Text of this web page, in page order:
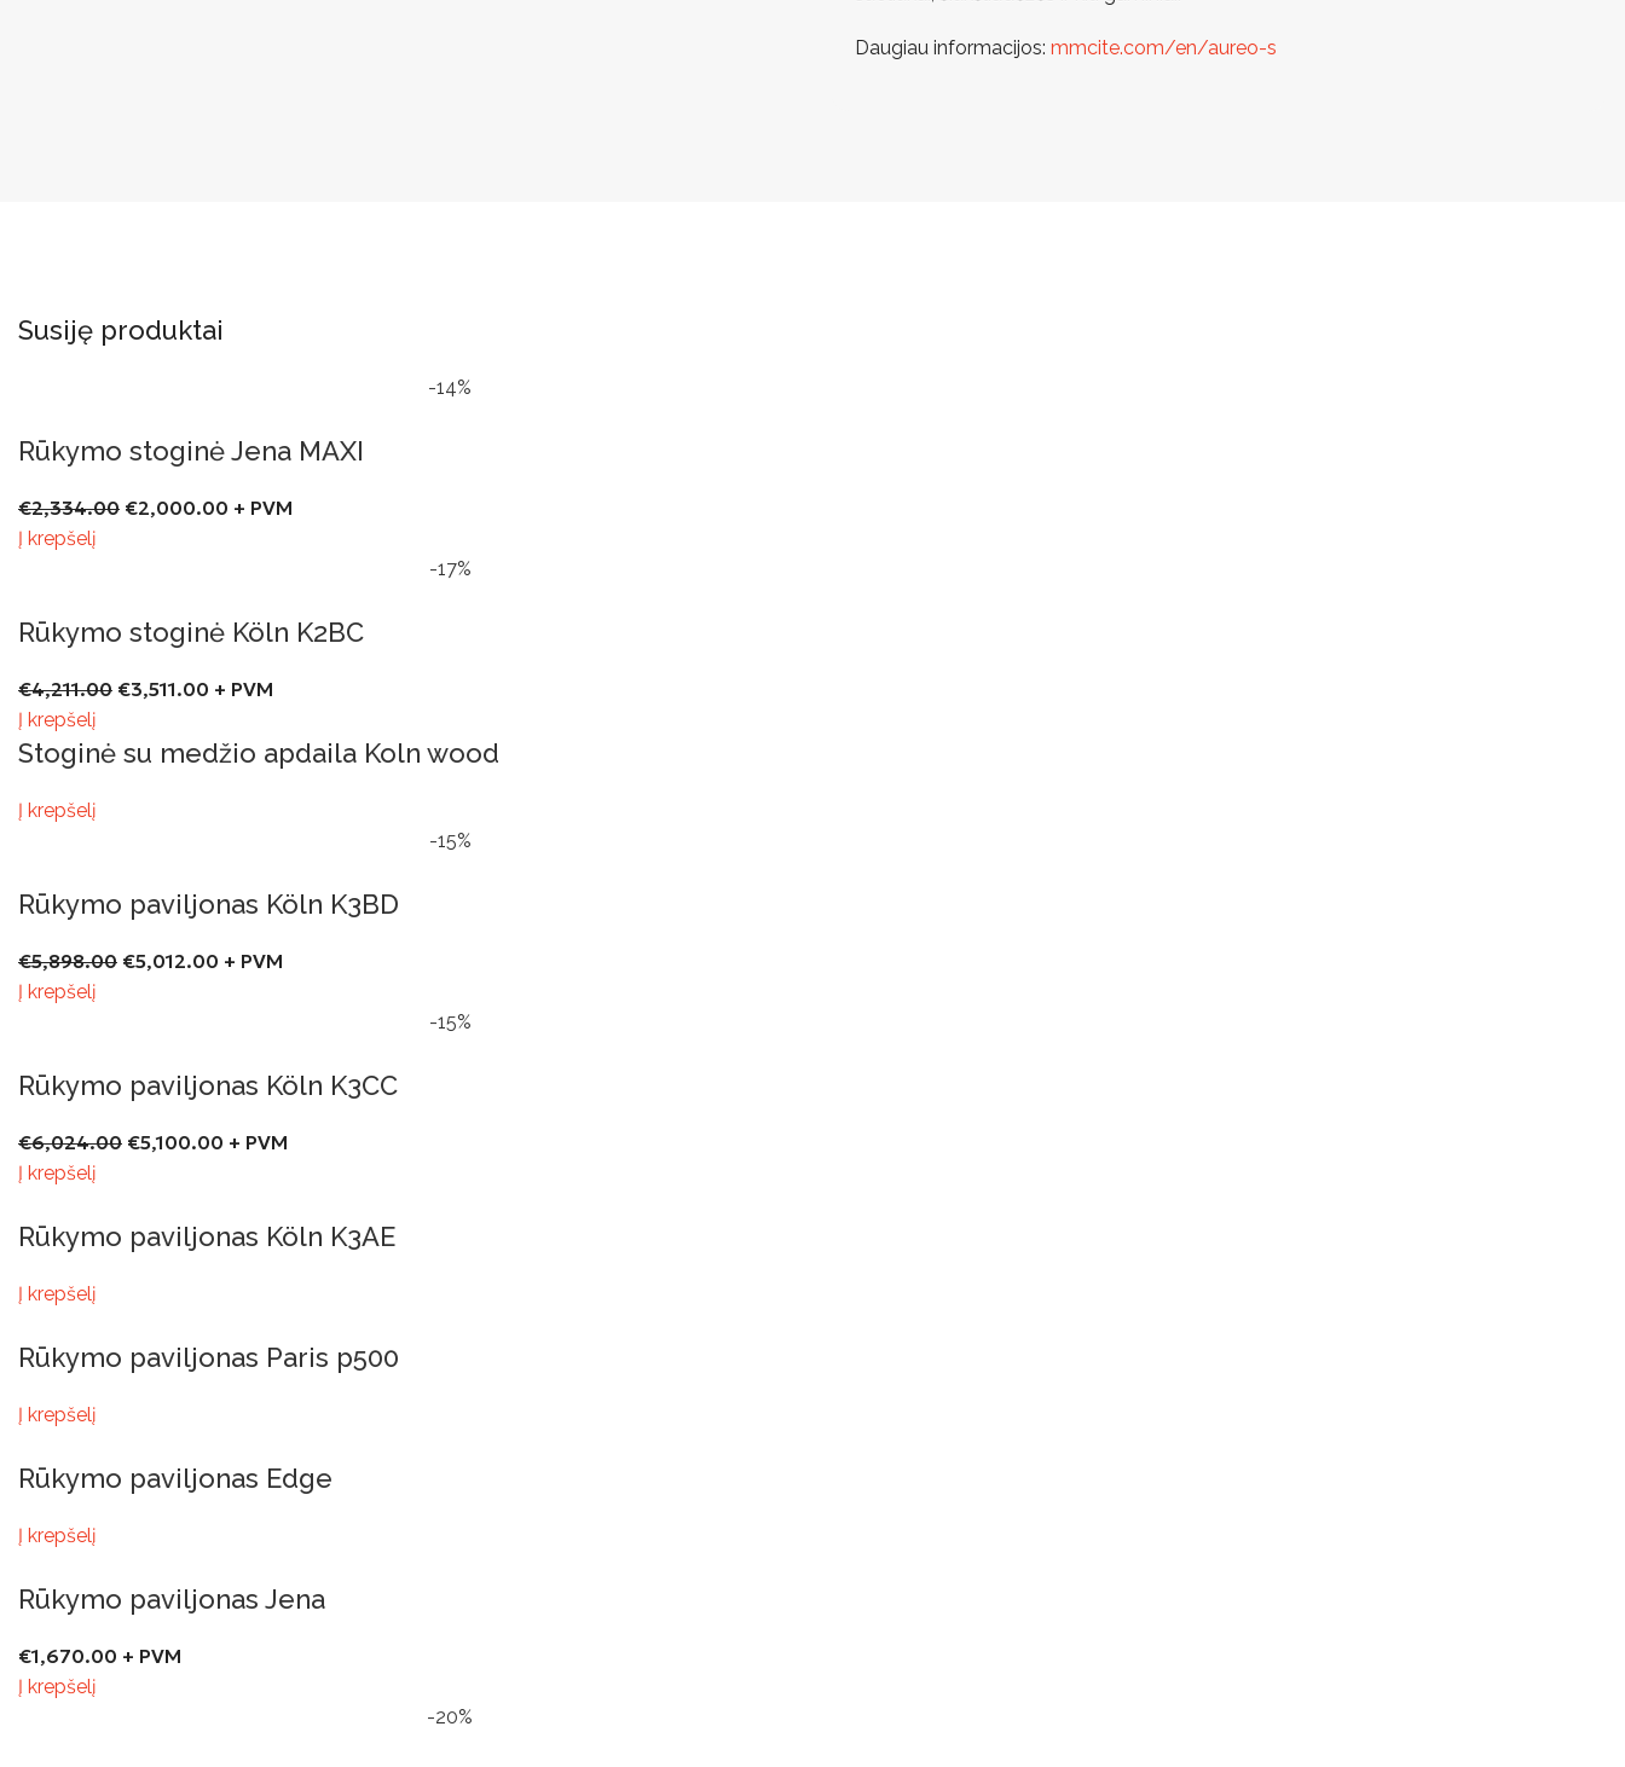
Daugiau informacijos: mmcite.com/en/aureo-s
Susiję produktai
-14%
Rūkymo stoginė Jena MAXI
€2,334.00 €2,000.00 + PVM
Į krepšelį
-17%
Rūkymo stoginė Köln K2BC
€4,211.00 €3,511.00 + PVM
Į krepšelį
Stoginė su medžio apdaila Koln wood
Į krepšelį
-15%
Rūkymo paviljonas Köln K3BD
€5,898.00 €5,012.00 + PVM
Į krepšelį
-15%
Rūkymo paviljonas Köln K3CC
€6,024.00 €5,100.00 + PVM
Į krepšelį
Rūkymo paviljonas Köln K3AE
Į krepšelį
Rūkymo paviljonas Paris p500
Į krepšelį
Rūkymo paviljonas Edge
Į krepšelį
Rūkymo paviljonas Jena
€1,670.00 + PVM
Į krepšelį
-20%